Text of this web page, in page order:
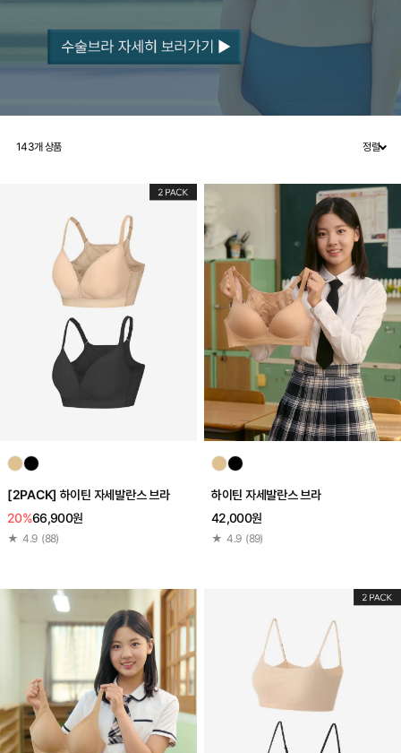
143개 상품 정렬
[2PACK] 하이틴 자세발란스 브라
20%66,900원
★ 4.9 (88)
하이틴 자세발란스 브라
42,000원
★ 4.9 (89)